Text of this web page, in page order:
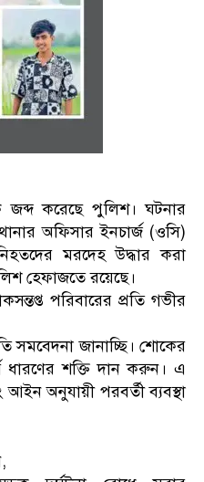
জব্দ করেছে পুলিশ। ঘটনার
অফিসার ইনচার্জ (ওসি)
মরদেহ উদ্ধার করা
হেফাজতে রয়েছে।
পরিবারের প্রতি গভীর
সমবেদনা জানাচ্ছি। শোকের
ধারণের শক্তি দান করুন। এ
আইন অনুযায়ী পরবর্তী ব্যবস্থা